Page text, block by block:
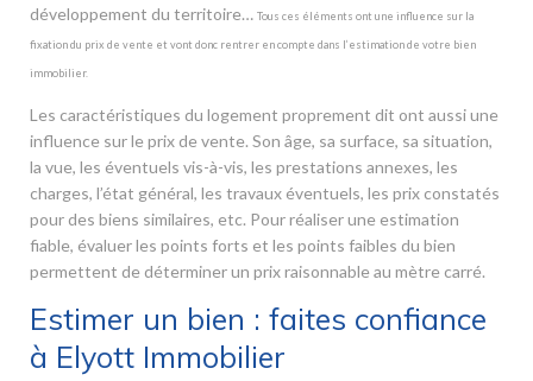
développement du territoire… Tous ces éléments ont une influence sur la
fixation du prix de vente et vont donc rentrer en compte dans l’estimation de votre bien
immobilier.
Les caractéristiques du logement proprement dit ont aussi une
influence sur le prix de vente. Son âge, sa surface, sa situation,
la vue, les éventuels vis-à-vis, les prestations annexes, les
charges, l’état général, les travaux éventuels, les prix constatés
pour des biens similaires, etc. Pour réaliser une estimation
fiable, évaluer les points forts et les points faibles du bien
permettent de déterminer un prix raisonnable au mètre carré.
Estimer un bien : faites confiance
à Elyott Immobilier